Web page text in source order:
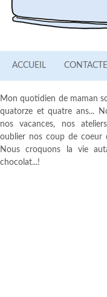
ACCUEIL
Mon quotidien de maman
quatorze et quatre ans...
nos vacances, nos
oublier nos coup de coeur
Nous croquons la vie
chocolat...!